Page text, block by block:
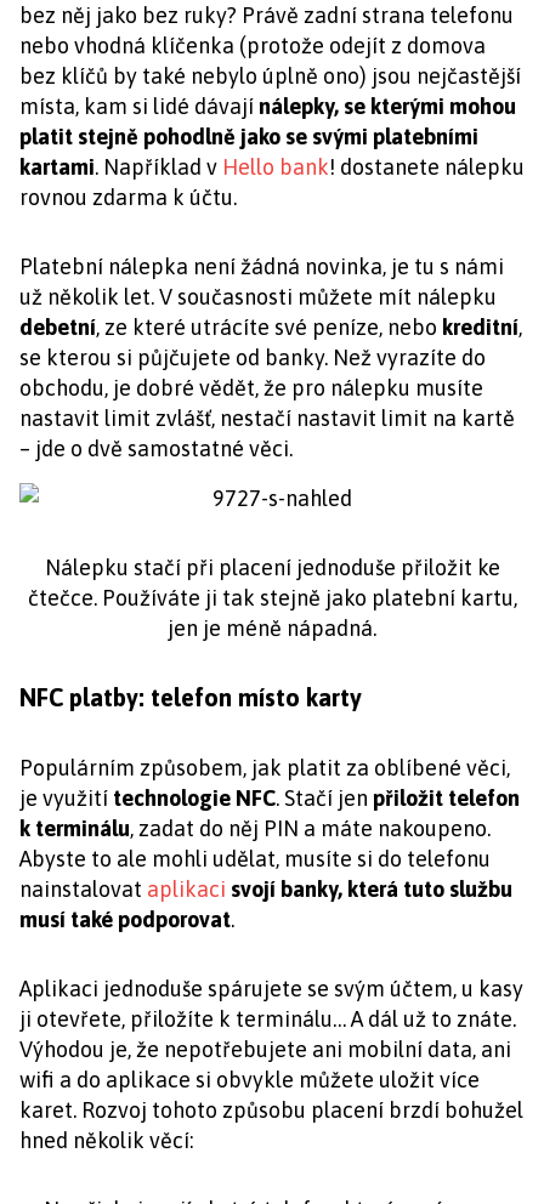
bez něj jako bez ruky? Právě zadní strana telefonu
nebo vhodná klíčenka (protože odejít z domova
bez klíčů by také nebylo úplně ono) jsou nejčastější
místa, kam si lidé dávajínálepky, se kterými mohou
platit stejně pohodlně jako se svými platebními
kartami. Například v Hello bank! dostanete nálepku
rovnou zdarma k účtu.
Platební nálepka není žádná novinka, je tu s námi
už několik let. V současnosti můžete mít nálepku
debetní, ze které utrácíte své peníze, nebo kreditní,
se kterou si půjčujete od banky. Než vyrazíte do
obchodu, je dobré vědět, že pro nálepku musíte
nastavit limit zvlášť, nestačí nastavit limit na kartě
– jde o dvě samostatné věci.
Nálepku stačí při placení jednoduše přiložit ke
čtečce. Používáte ji tak stejně jako platební kartu,
jen je méně nápadná.
NFC platby: telefon místo karty
Populárním způsobem, jak platit za oblíbené věci,
je využití technologie NFC. Stačí jen přiložit telefon
k terminálu, zadat do něj PIN a máte nakoupeno.
Abyste to ale mohli udělat, musíte si do telefonu
nainstalovat aplikaci svojí banky, která tuto službu
musí také podporovat.
Aplikaci jednoduše spárujete se svým účtem, u kasy
ji otevřete, přiložíte k terminálu… A dál už to znáte.
Výhodou je, že nepotřebujete ani mobilní data, ani
wifi a do aplikace si obvykle můžete uložit více
karet. Rozvoj tohoto způsobu placení brzdí bohužel
hned několik věcí: